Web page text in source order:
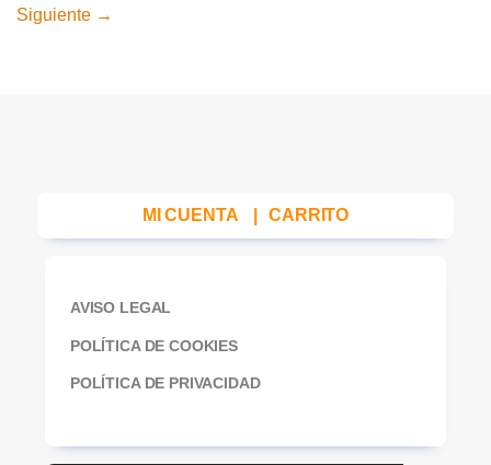
Siguiente →
MI CUENTA CARRITO
AVISO LEGAL
POLÍTICA DE COOKIES
POLÍTICA DE PRIVACIDAD